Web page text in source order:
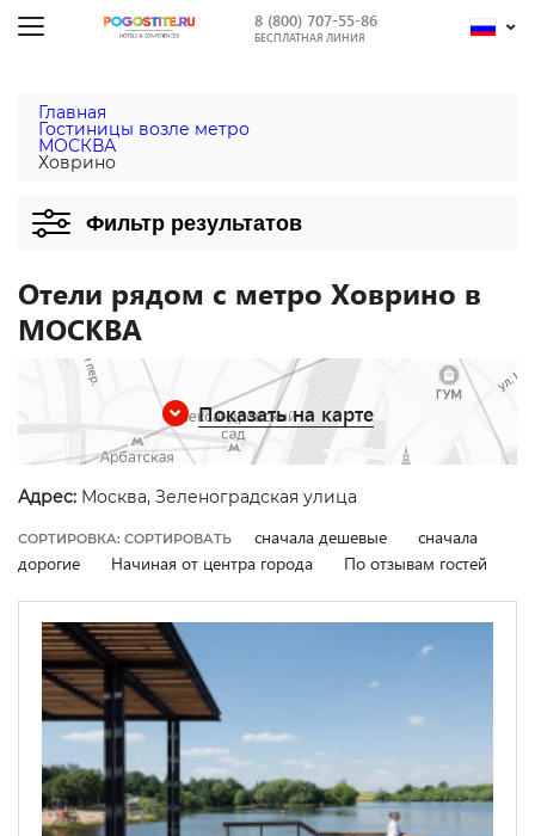
8 (800) 707-55-86
БЕСПЛАТНАЯ ЛИНИЯ
Главная
Гостиницы возле метро
МОСКВА
Ховрино
Фильтр результатов
Отели рядом с метро Ховрино в
МОСКВА
Показать на карте
Адрес: Москва, Зеленоградская улица
СОРТИРОВКА: СОРТИРОВАТЬ сначала дешевые
сначала
дорогие
Начиная от центра города По отзывам гостей